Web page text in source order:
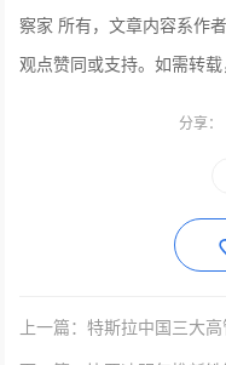
察家 所有，文章内容系作
观点赞同或支持。如需转载
分享：
上一篇：特斯拉中国三大